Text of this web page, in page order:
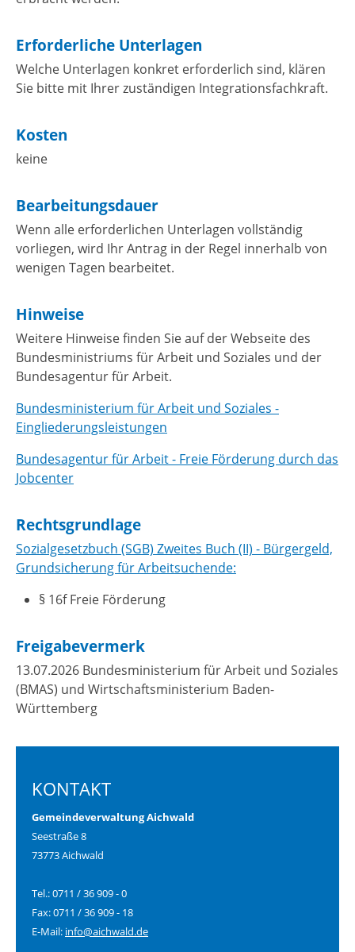
Erforderliche Unterlagen
Welche Unterlagen konkret erforderlich sind, klären
Sie bitte mit Ihrer zuständigen Integrationsfachkraft.
Kosten
keine
Bearbeitungsdauer
Wenn alle erforderlichen Unterlagen vollständig
vorliegen, wird Ihr Antrag in der Regel innerhalb von
wenigen Tagen bearbeitet.
Hinweise
Weitere Hinweise finden Sie auf der Webseite des
Bundesministriums für Arbeit und Soziales und der
Bundesagentur für Arbeit.
Bundesministerium für Arbeit und Soziales -
Eingliederungsleistungen
Bundesagentur für Arbeit - Freie Förderung durch das
Jobcenter
Rechtsgrundlage
Sozialgesetzbuch (SGB) Zweites Buch (II) - Bürgergeld,
Grundsicherung für Arbeitsuchende:
§ 16f Freie Förderung
Freigabevermerk
13.07.2026 Bundesministerium für Arbeit und Soziales
(BMAS) und Wirtschaftsministerium Baden-
Württemberg
KONTAKT
Gemeindeverwaltung Aichwald
Seestraße 8
73773 Aichwald
Tel.: 0711 / 36 909 - 0
Fax: 0711 / 36 909 - 18
E-Mail: info@aichwald.de